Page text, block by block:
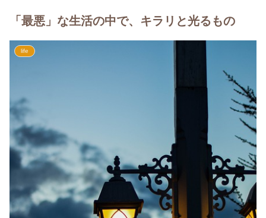
「最悪」な生活の中で、キラリと光るもの
life